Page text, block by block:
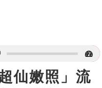
仙嫩照」流